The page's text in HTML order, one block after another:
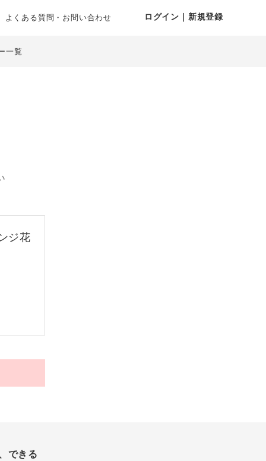
よくある質問・お問い合わせ ログイン｜新規登録
一覧
ジ花
できる